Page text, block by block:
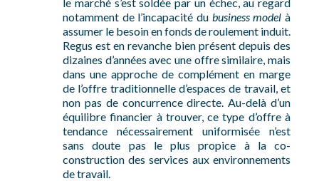
notamment de l’incapacité du business model à
assumer le besoin en fonds de roulement induit.
Regus est en revanche bien présent depuis des
dizaines d’années avec une offre similaire, mais
dans une approche de complément en marge
de l’offre traditionnelle d’espaces de travail, et
non pas de concurrence directe. Au-delà d’un
équilibre financier à trouver, ce type d’offre à
tendance nécessairement uniformisée n’est
sans doute pas le plus propice à la co-
construction des services aux environnements
de travail.